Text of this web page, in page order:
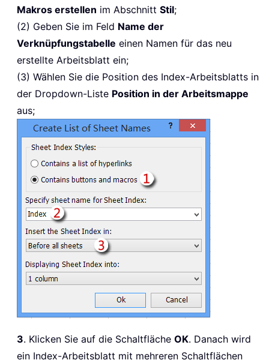
Makros erstellen im Abschnitt Stil;
(2) Geben Sie im Feld Name der
Verknüpfungstabelle einen Namen für das neu
erstellte Arbeitsblatt ein;
(3) Wählen Sie die Position des Index-Arbeitsblatts in
der Dropdown-Liste Position in der Arbeitsmappe
aus;
3. Klicken Sie auf die Schaltfläche OK. Danach wird
ein Index-Arbeitsblatt mit mehreren Schaltflächen